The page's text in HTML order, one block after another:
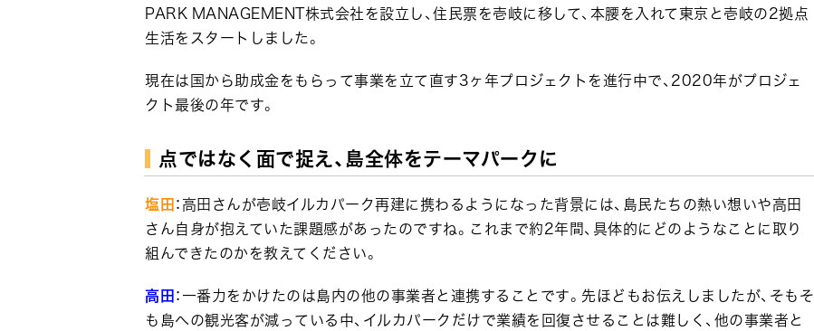
PARK MANAGEMENT株式会社を設立し、住民票を壱岐に移して、本腰を入れて東京と壱岐の2拠点
生活をスタートしました。
現在は国から助成金をもらって事業を立て直す3ヶ年プロジェクトを進行中で、2020年がプロジェ
クト最後の年です。
点ではなく面で捉え、島全体をテーマパークに
塩田：高田さんが壱岐イルカパーク再建に携わるようになった背景には、島民たちの熱い想いや高田
さん自身が抱えていた課題感があったのですね。これまで約2年間、具体的にどのようなことに取り
組んできたのかを教えてください。
高田：一番力をかけたのは島内の他の事業者と連携することです。先ほどもお伝えしましたが、そもそ
も島への観光客が減っている中、イルカパークだけで業績を回復させることは難しく、他の事業者と